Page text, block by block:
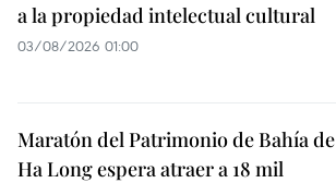
a la propiedad intelectual cultural
03/08/2026 01:00
Maratón del Patrimonio de Bahía de
Ha Long espera atraer a 18 mil